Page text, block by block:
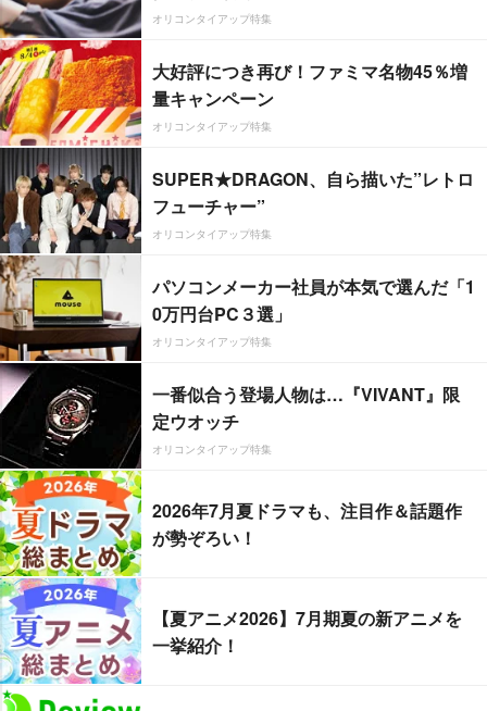
オリコンタイアップ特集
大好評につき再び！ファミマ名物45％増
量キャンペーン
オリコンタイアップ特集
SUPER★DRAGON、自ら描いた”レトロ
フューチャー”
オリコンタイアップ特集
パソコンメーカー社員が本気で選んだ「1
0万円台PC３選」
オリコンタイアップ特集
一番似合う登場人物は…『VIVANT』限
定ウオッチ
オリコンタイアップ特集
2026年7月夏ドラマも、注目作＆話題作
が勢ぞろい！
【夏アニメ2026】7月期夏の新アニメを
一挙紹介！